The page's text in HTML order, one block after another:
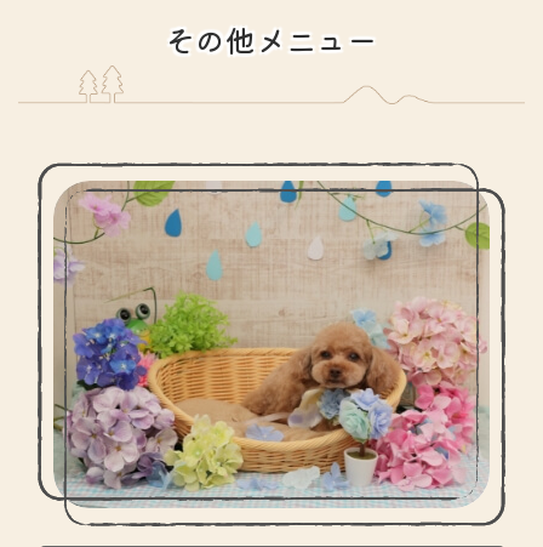
その他メニュー